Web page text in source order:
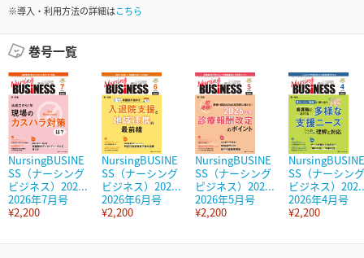
※導入・利用方法の詳細はこちら
巻号一覧
NursingBUSINE
SS（ナーシング
ビジネス）202...
2026年7月号
¥2,200
NursingBUSINE
SS（ナーシング
ビジネス）202...
2026年6月号
¥2,200
NursingBUSINE
SS（ナーシング
ピジネス）202...
2026年5月号
¥2,200
NursingBUSINE
SS（ナーシング
ビジネス）
2026年4月号
¥2,200